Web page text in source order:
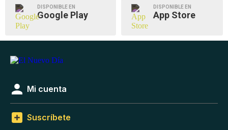
DISPONIBLE EN
Google Play
DISPONIBLE EN
App Store
Mi cuenta
Suscríbete